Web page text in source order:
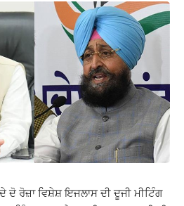
ਦੋ ਰੋਜ਼ਾ ਵਿਸ਼ੇਸ਼ ਇਜਲਾਸ ਦੀ ਦੂਜੀ ਮੀਟਿੰਗ